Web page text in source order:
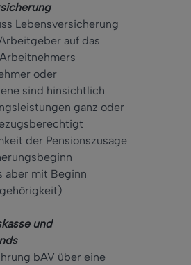
Lebensversicherung
auf das
oder
sind hinsichtlich
ganz oder
der Pensionszusage
aber mit Beginn
und
bAV über eine